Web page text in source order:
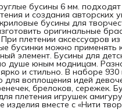
бусины 6 мм.
и создания авторских
бусины для
оригинальные
плетении аксессуаров
бусинки можно применять
элемент. Бусины для
душе юным модницам.
и стильно. В наборе
для воплощения идей
брелоков, сережек.
плетения игрушек
изделия вместе с «Нити